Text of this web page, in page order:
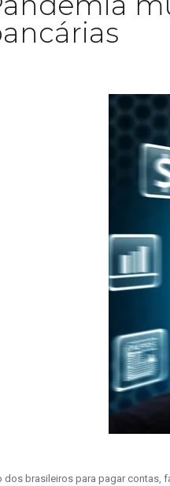
dos brasileiros para pagar contas,